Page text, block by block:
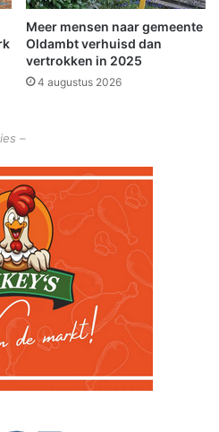
Meer mensen naar gemeente
Oldambt verhuisd dan
vertrokken in 2025
4 augustus 2026
–